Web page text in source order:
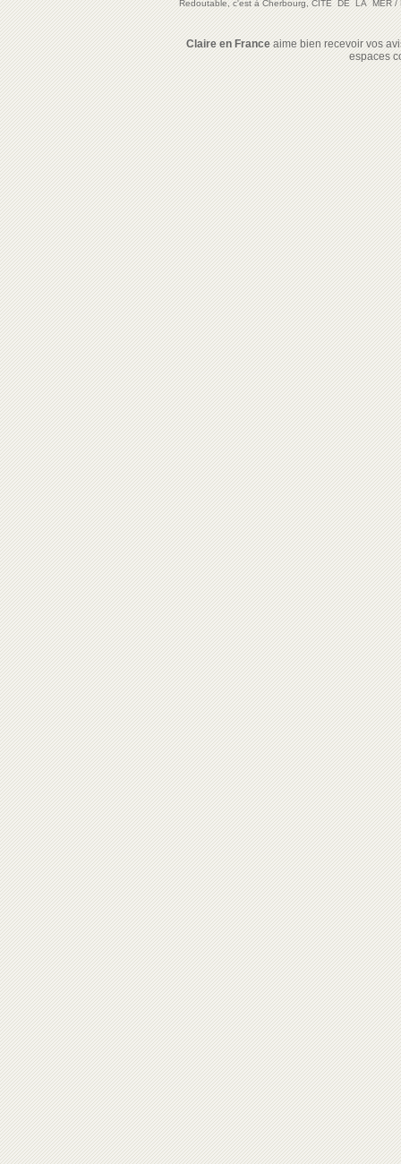
Redoutable, c'est à Cherbourg, CITE DE LA MER/
Claire en Franceaime bien recevoir vos
espaces